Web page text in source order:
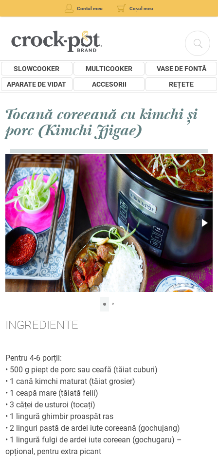
Contul meu Coșul meu
SLOWCOOKER MULTICOOKER
VASE DE FONTĂ
APARATE DE VIDAT
ACCESORII REȚETE
Tocană coreeană cu kimchi și
porc (Kimchi Jjigae)
INGREDIENTE
Pentru 4-6 porții:
• 500 g piept de porc sau ceafă (tăiat cuburi)
• 1 cană kimchi maturat (tăiat grosier)
• 1 ceapă mare (tăiată felii)
•3 căței de usturoi (tocați)
• 1 lingură ghimbir proaspăt ras
• 2 linguri pastă de ardei iute coreeană (gochujang)
• 1 lingură fulgi de ardei iute coreean (gochugaru) –
opțional, pentru extra picant